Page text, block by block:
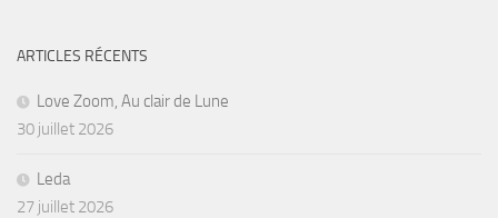
ARTICLES RÉCENTS
Love Zoom, Au clair de Lune
30 juillet 2026
Leda
27 juillet 2026